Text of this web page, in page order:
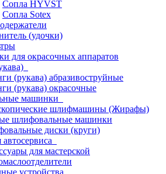
Сопла HYVST
Сопла Sotex
(удочки)
для окрасочных аппаратов
(рукава) абразивоструйные
(рукава) окрасочные
машинки
шлифмашины (Жирафы)
шлифовальные машинки
диски (круги)
для мастерской
устройства